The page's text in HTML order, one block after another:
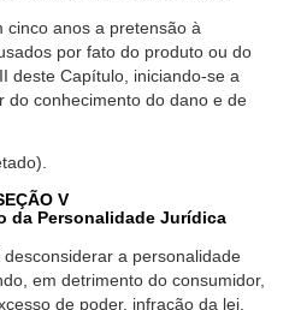
cinco anos a pretensão à
por fato do produto ou do
deste Capítulo, iniciando-se a
do conhecimento do dano e de
V
da Personalidade Jurídica
a personalidade
em detrimento do consumidor,
de poder, infração da lei,